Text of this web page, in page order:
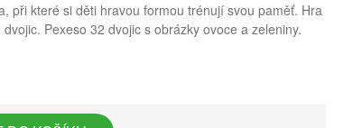
při které si děti hravou formou trénují svou paměť. Hra
Pexeso 32 dvojic s obrázky ovoce a zeleniny.